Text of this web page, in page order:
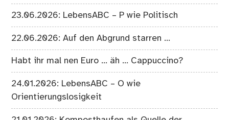
23.06.2026: LebensABC – P wie Politisch
22.06.2026: Auf den Abgrund starren …
Habt ihr mal nen Euro … äh … Cappuccino?
24.01.2026: LebensABC – O wie
Orientierungslosigkeit